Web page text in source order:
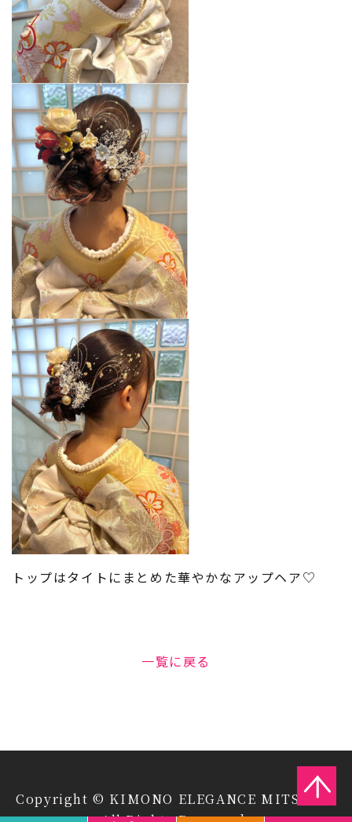
トップはタイトにまとめた華やかなアップヘア♡
一覧に戻る
Copyright © KIMONO ELEGANCE MITSUIYA